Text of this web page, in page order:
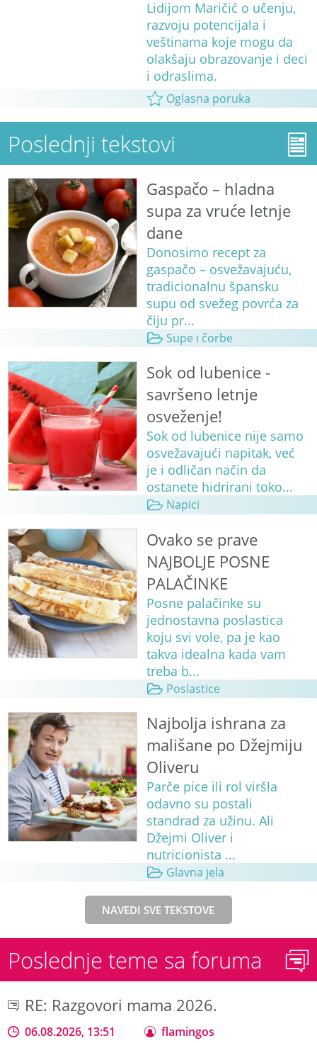
Lidijom Maričić o učenju,
razvoju potencijala i
veštinama koje mogu da
olakšaju obrazovanje i deci
i odraslima.
Oglasna poruka
Poslednji tekstovi
Gaspačo – hladna
supa za vruće letnje
dane
Donosimo recept za
gaspačo – osvežavajuću,
tradicionalnu špansku
supu od svežeg povrća za
čiju pr...
Supe i čorbe
Sok od lubenice -
savršeno letnje
osveženje!
Sok od lubenice nije samo
osvežavajući napitak, već
je i odličan način da
ostanete hidrirani toko...
Napici
Ovako se prave
NAJBOLJE POSNE
PALAČINKE
Posne palačinke su
jednostavna poslastica
koju svi vole, pa je kao
takva idealna kada vam
treba b...
Poslastice
Najbolja ishrana za
mališane po Džejmiju
Oliveru
Parče pice ili rol viršla
odavno su postali
standrad za užinu. Ali
Džejmi Oliver i
nutricionista ...
Glavna jela
NAVEDI SVE TEKSTOVE
Poslednje teme sa foruma
RE: Razgovori mama 2026.
06.08.2026, 13:51 flamingos